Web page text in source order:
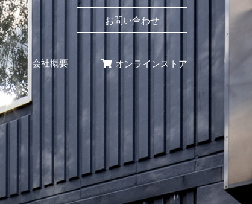
会社概要 オンラインストア
お問い合わせ